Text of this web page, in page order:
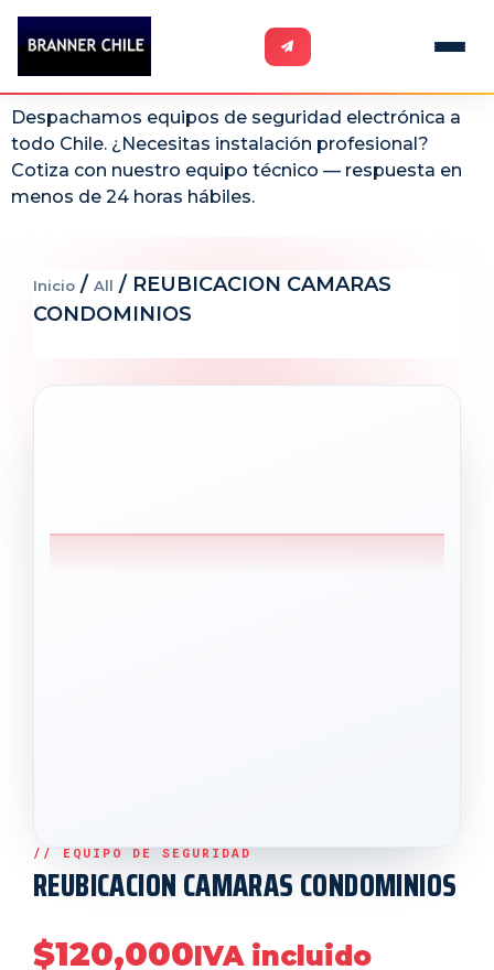
Despachamos equipos de seguridad electrónica a
todo Chile. ¿Necesitas instalación profesional?
Cotiza con nuestro equipo técnico — respuesta en
menos de 24 horas hábiles.
Inicio / All / REUBICACION CAMARAS
CONDOMINIOS
REUBICACION CAMARAS CONDOMINIOS
$120,000IVA incluido